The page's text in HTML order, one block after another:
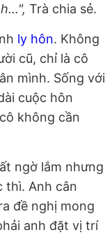
Trà chia sẻ.
ly hôn. Không
cũ, chỉ là cô
mình. Sống với
cuộc hôn
không cần
ngờ lắm nhưng
thì. Anh cân
đề nghị mong
anh đặt vị trí